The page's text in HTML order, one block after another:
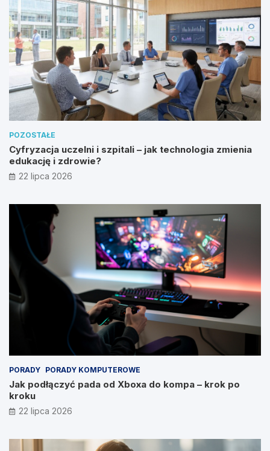
POZOSTAŁE
Cyfryzacja uczelni i szpitali – jak technologia zmienia
edukację i zdrowie?
22 lipca 2026
PORADY PORADY KOMPUTEROWE
Jak podłączyć pada od Xboxa do kompa – krok po
kroku
22 lipca 2026